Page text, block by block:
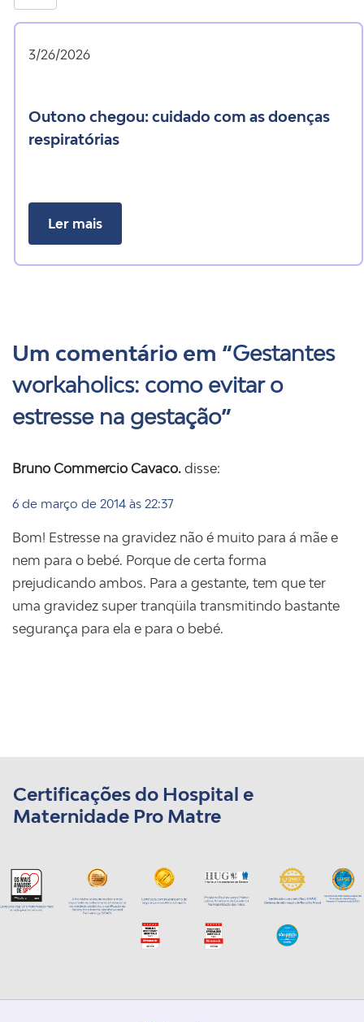
3/26/2026
outono chegou: cuidado com as doenças
respiratórias
Ler mais
Um comentário em “Gestantes
workaholics: como evitar o
estresse na gestação”
Bruno Commercio Cavaco. disse:
6 de março de 2014 às 22:37
Bom! Estresse na gravidez não é muito para á mãe e
nem para o bebé. Porque de certa forma
prejudicando ambos. Para a gestante, tem que ter
uma gravidez super tranqüila transmitindo bastante
segurança para ela e para o bebé.
Certificações do Hospital e
Maternidade Pro Matre